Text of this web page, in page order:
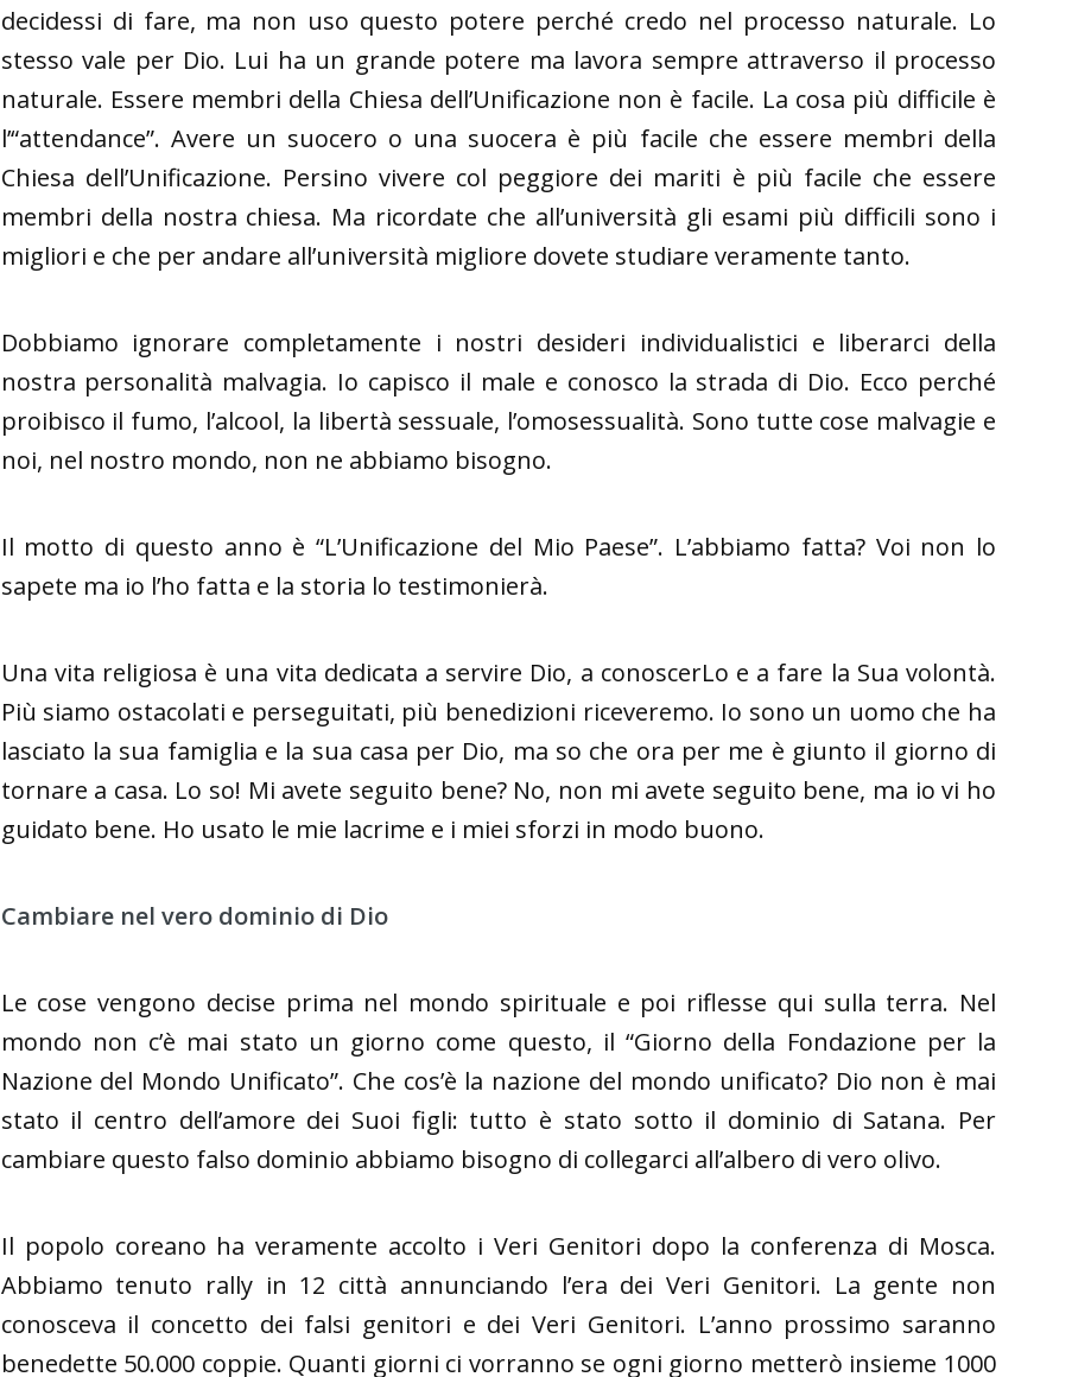
decidessi di fare, ma non uso questo potere perché credo nel processo naturale. Lo
stesso vale per Dio. Lui ha un grande potere ma lavora sempre attraverso il processo
naturale. Essere membri della Chiesa dell’Unificazione non è facile. La cosa più difficile è
l’“attendance”. Avere un suocero o una suocera è più facile che essere membri della
Chiesa dell’Unificazione. Persino vivere col peggiore dei mariti è più facile che essere
membri della nostra chiesa. Ma ricordate che all’università gli esami più difficili sono i
migliori e che per andare all’università migliore dovete studiare veramente tanto.
Dobbiamo ignorare completamente i nostri desideri individualistici e liberarci della
nostra personalità malvagia. Io capisco il male e conosco la strada di Dio. Ecco perché
proibisco il fumo, l’alcool, la libertà sessuale, l’omosessualità. Sono tutte cose malvagie e
noi, nel nostro mondo, non ne abbiamo bisogno.
Il motto di questo anno è “L’Unificazione del Mio Paese”. L’abbiamo fatta? Voi non lo
sapete ma io l’ho fatta e la storia lo testimonierà.
Una vita religiosa è una vita dedicata a servire Dio, a conoscerLo e a fare la Sua volontà.
Più siamo ostacolati e perseguitati, più benedizioni riceveremo. Io sono un uomo che ha
lasciato la sua famiglia e la sua casa per Dio, ma so che ora per me è giunto il giorno di
tornare a casa. Lo so! Mi avete seguito bene? No, non mi avete seguito bene, ma io vi ho
guidato bene. Ho usato le mie lacrime e i miei sforzi in modo buono.
Cambiare nel vero dominio di Dio
Le cose vengono decise prima nel mondo spirituale e poi riflesse qui sulla terra. Nel
mondo non c’è mai stato un giorno come questo, il “Giorno della Fondazione per la
Nazione del Mondo Unificato”. Che cos’è la nazione del mondo unificato? Dio non è mai
stato il centro dell’amore dei Suoi figli: tutto è stato sotto il dominio di Satana. Per
cambiare questo falso dominio abbiamo bisogno di collegarci all’albero di vero olivo.
Il popolo coreano ha veramente accolto i Veri Genitori dopo la conferenza di Mosca.
Abbiamo tenuto rally in 12 città annunciando l’era dei Veri Genitori. La gente non
conosceva il concetto dei falsi genitori e dei Veri Genitori. L’anno prossimo saranno
benedette 50.000 coppie. Quanti giorni ci vorranno se ogni giorno metterò insieme 1000